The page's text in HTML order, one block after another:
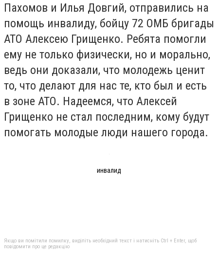
Пахомов и Илья Довгий, отправились на
помощь инвалиду, бойцу 72 ОМБ бригады
АТО Алексею Грищенко. Ребята помогли
ему не только физически, но и морально,
ведь они доказали, что молодежь ценит
то, что делают для нас те, кто был и есть
в зоне АТО. Надеемся, что Алексей
Грищенко не стал последним, кому будут
помогать молодые люди нашего города.
инвалид
Якщо ви помітили помилку, виділіть необхідний текст і натисніть Ctrl + Enter, щоб
повідомити про це редакцію